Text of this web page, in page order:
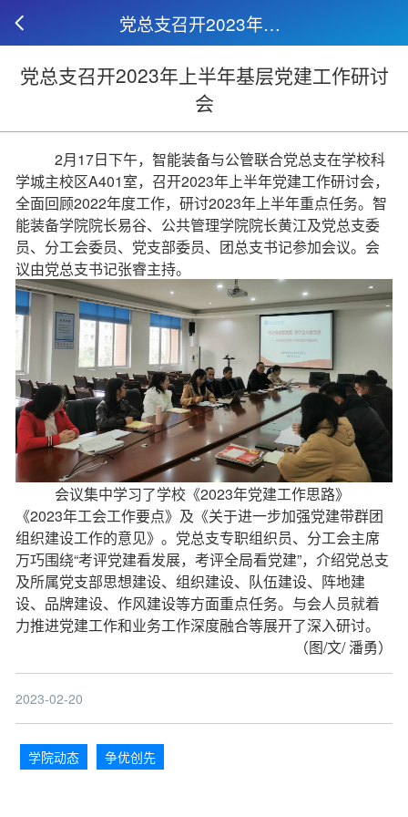
党总支召开2023年上半年基层党建工作研讨会
党总支召开2023年上半年基层党建工作研讨
会
2月17日下午，智能装备与公管联合党总支在学校科
学城主校区A401室，召开2023年上半年党建工作研讨会，
全面回顾2022年度工作，研讨2023年上半年重点任务。智
能装备学院院长易谷、公共管理学院院长黄江及党总支委
员、分工会委员、党支部委员、团总支书记参加会议。会
议由党总支书记张睿主持。
会议集中学习了学校《2023年党建工作思路》
《2023年工会工作要点》及《关于进一步加强党建带群团
组织建设工作的意见》。党总支专职组织员、分工会主席
万巧围绕“考评党建看发展，考评全局看党建”，介绍党总支
及所属党支部思想建设、组织建设、队伍建设、阵地建
设、品牌建设、作风建设等方面重点任务。与会人员就着
力推进党建工作和业务工作深度融合等展开了深入研讨。
（图/文/ 潘勇）
2023-02-20
学院动态 争优创先